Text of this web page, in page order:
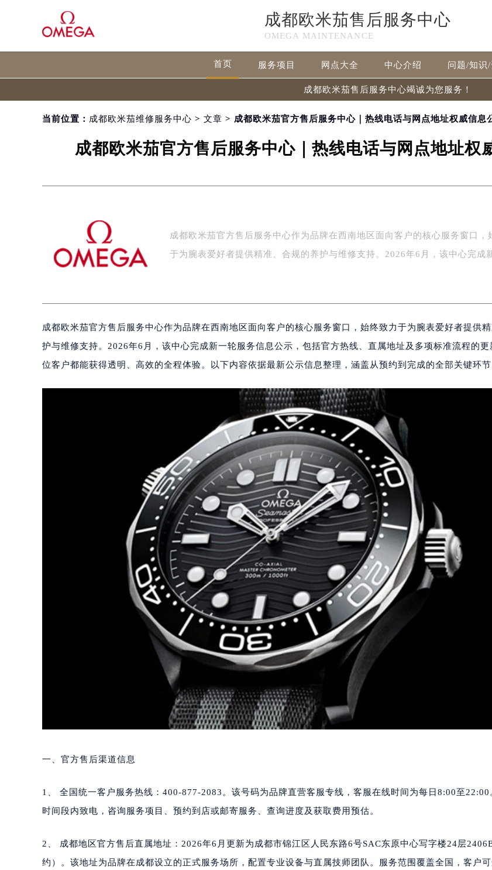
成都欧米茄售后服务中心
OMEGA MAINTENANCE
首页 服务项目 网点大全 中心介绍 问题/知识
成都欧米茄售后服务中心竭诚为您服务！
当前位置： 成都欧米茄维修服务中心 > 文章 > 成都欧米茄官方售后服务中心｜热线电话与网点地址权威信息
成都欧米茄官方售后服务中心｜热线电话与网点地址权
成都欧米茄官方售后服务中心作为品牌在西南地区面向客户的核心服务窗口，
于为腕表爱好者提供精准、合规的养护与维修支持。2026年6月，该中心完成
成都欧米茄官方售后服务中心作为品牌在西南地区面向客户的核心服务窗口，始终致力于为腕表爱好者提供
护与维修支持。2026年6月，该中心完成新一轮服务信息公示，包括官方热线、直属地址及多项标准流程的更
位客户都能获得透明、高效的全程体验。以下内容依据最新公示信息整理，涵盖从预约到完成的全部关键环节
一、官方售后渠道信息
1、 全国统一客户服务热线：400-877-2083。该号码为品牌直营客服专线，客服在线时间为每日8:00至22:00
时间段内致电，咨询服务项目、预约到店或邮寄服务、查询进度及获取费用预估。
2、 成都地区官方售后直属地址：2026年6月更新为成都市锦江区人民东路6号SAC东原中心写字楼24层
约）。该地址为品牌在成都设立的正式服务场所，配置专业设备与直属技师团队。服务范围覆盖全国，客户